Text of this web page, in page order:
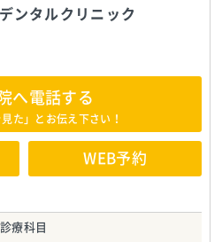
ンタルクリニック
へ電話する
見た」とお伝え下さい！
WEB予約
診療科目